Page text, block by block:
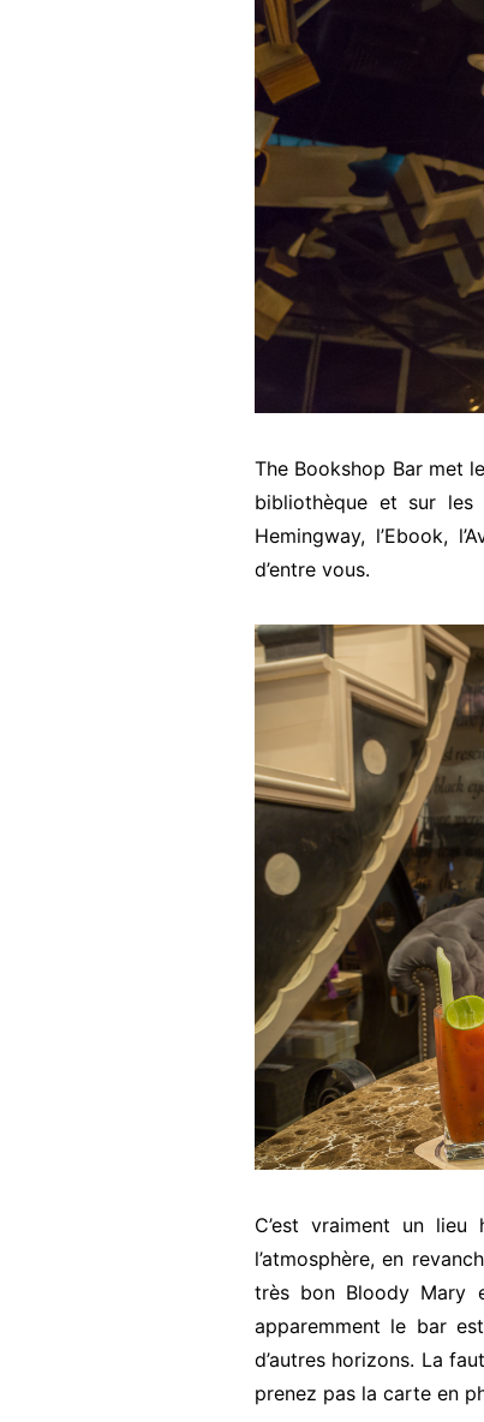
The Bookshop Bar met
bibliothèque et sur les
Hemingway, l’Ebook,
d’entre vous.
C’est vraiment un
l’atmosphère, en
très bon Bloody Mary
apparemment le bar
d’autres horizons. La
prenez pas la carte en